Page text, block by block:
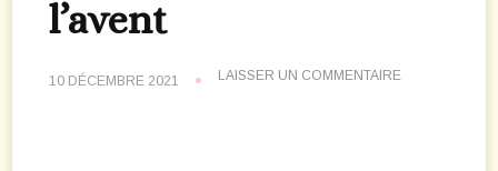
l’avent
10 DÉCEMBRE 2021 LAISSER UN COMMENTAIRE